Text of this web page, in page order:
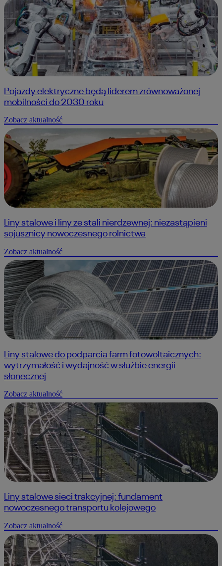
Pojazdy elektryczne będą liderem zrównoważonej
mobilności do 2030 roku
Zobacz aktualność
Liny stalowe i liny ze stali nierdzewnej: niezastąpieni
sojusznicy nowoczesnego rolnictwa
Zobacz aktualność
Liny stalowe do podparcia farm fotowoltaicznych:
wytrzymałość i wydajność w służbie energii
słonecznej
Zobacz aktualność
Liny stalowe sieci trakcyjnej: fundament
nowoczesnego transportu kolejowego
Zobacz aktualność